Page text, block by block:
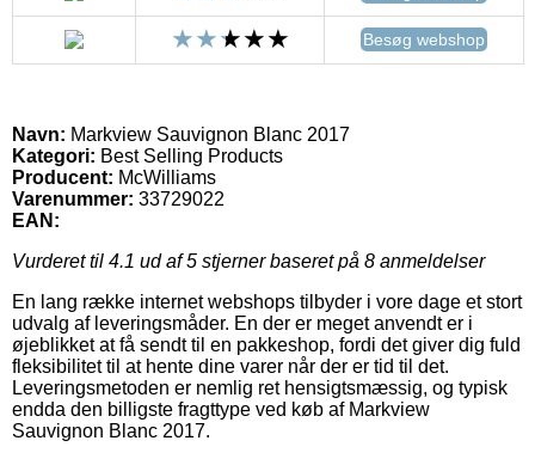
Besøg webshop
Navn: Markview Sauvignon Blanc 2017
Kategori: Best Selling Products
Producent: McWilliams
Varenummer: 33729022
EAN:
Vurderet til 4.1 ud af 5 stjerner baseret på 8 anmeldelser
En lang række internet webshops tilbyder i vore dage et stort
udvalg af leveringsmåder. En der er meget anvendt er i
øjeblikket at få sendt til en pakkeshop, fordi det giver dig fuld
fleksibilitet til at hente dine varer når der er tid til det.
Leveringsmetoden er nemlig ret hensigtsmæssig, og typisk
endda den billigste fragttype ved køb af Markview
Sauvignon Blanc 2017.